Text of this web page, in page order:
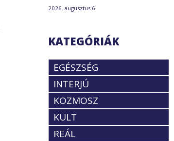
2026. augusztus 6.
KATEGÓRIÁK
EGÉSZSÉG
INTERJÚ
KOZMOSZ
KULT
REÁL